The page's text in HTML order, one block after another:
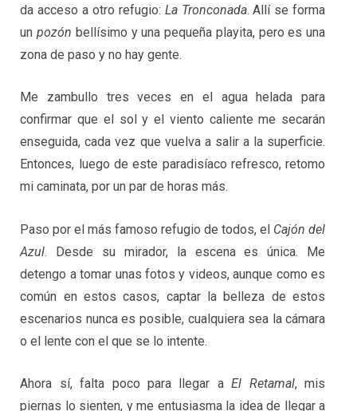
da acceso a otro refugio: La Tronconada. Allí se forma
un pozón bellísimo y una pequeña playita, pero es una
zona de paso y no hay gente.
Me zambullo tres veces en el agua helada para
confirmar que el sol y el viento caliente me secarán
enseguida, cada vez que vuelva a salir a la superficie.
Entonces, luego de este paradisíaco refresco, retomo
mi caminata, por un par de horas más.
Paso por el más famoso refugio de todos, el Cajón del
Azul. Desde su mirador, la escena es única. Me
detengo a tomar unas fotos y videos, aunque como es
común en estos casos, captar la belleza de estos
escenarios nunca es posible, cualquiera sea la cámara
o el lente con el que se lo intente.
Ahora sí, falta poco para llegar aEl Retamal, mis
piernas lo sienten, y me entusiasma la idea de llegar a